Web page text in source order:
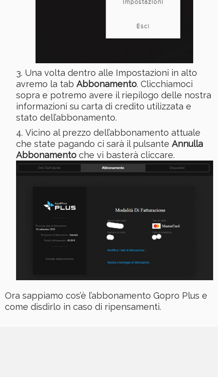
Una volta dentro alle Impostazioni in alto
avremo la tab Abbonamento. Clicchiamoci
sopra e potremo avere il riepilogo delle nostra
informazioni su carta di credito utilizzata e
stato dell’abbonamento.
Vicino al prezzo dell’abbonamento attuale
che state pagando ci sarà il pulsante Annulla
Abbonamentoche vi basterà cliccare.
Ora sappiamo cos’è l’abbonamento Gopro Plus e
come disdirlo in caso di ripensamenti.